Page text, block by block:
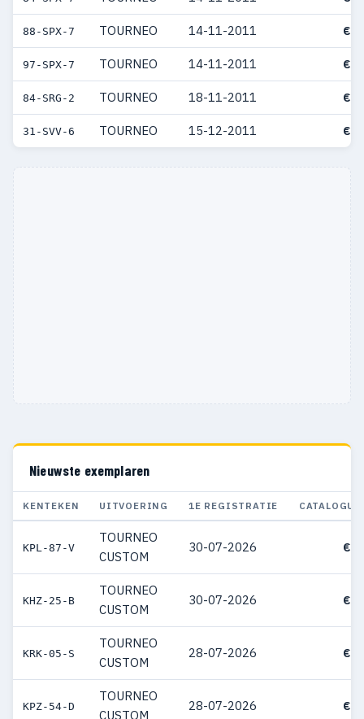
88-SPX-7 TOURNEO 14-11-2011 €
97-SPX-7 TOURNEO 14-11-2011 €
84-SRG-2 TOURNEO 18-11-2011 €
31-SVV-6 TOURNEO 15-12-2011 €
Nieuwste exemplaren
KENTEKEN UITVOERING 1E REGISTRATIE
KPL-87-V
TOURNEO
CUSTOM
30-07-2026 €
KHZ-25-B
TOURNEO
CUSTOM
30-07-2026 €
KRK-05-S
TOURNEO
CUSTOM
28-07-2026 €
KPZ-54-D
TOURNEO
CUSTOM
28-07-2026 €